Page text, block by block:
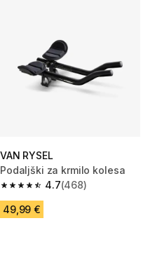
VAN RYSEL
Podaljški za krmilo kolesa
4.7
4.7 od 5 zvezdic from 468 ocene
(468)
49,99 €